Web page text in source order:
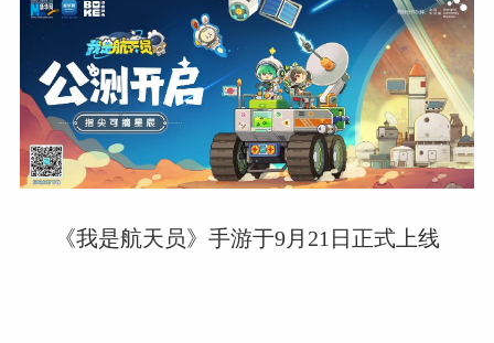
《我是航天员》手游于9月21日正式上线